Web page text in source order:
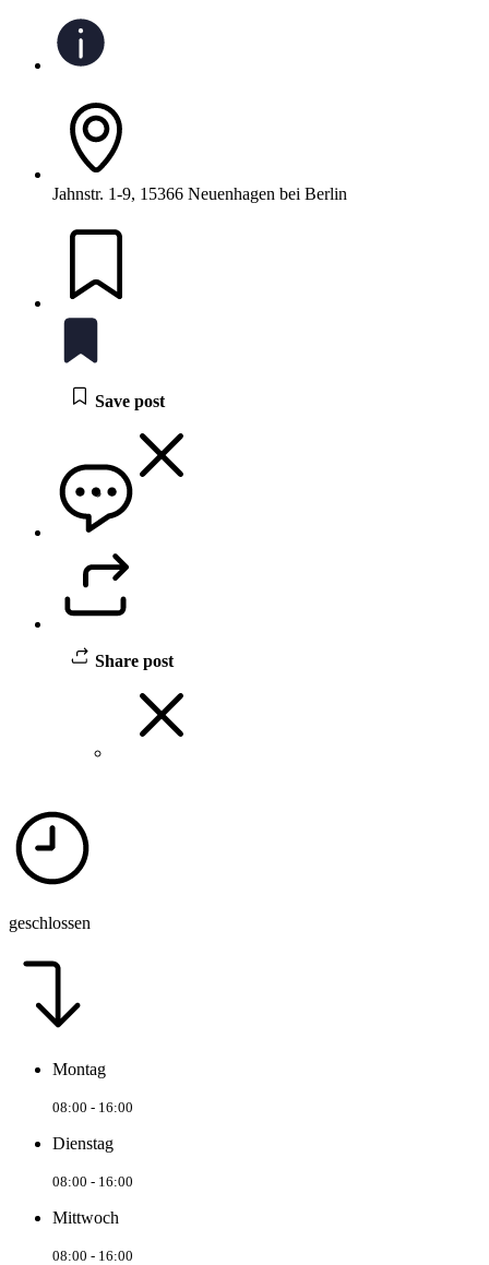
Jahnstr. 1-9, 15366 Neuenhagen bei Berlin
Save post
Share post
geschlossen
Montag
08:00 - 16:00
Dienstag
08:00 - 16:00
Mittwoch
08:00 - 16:00